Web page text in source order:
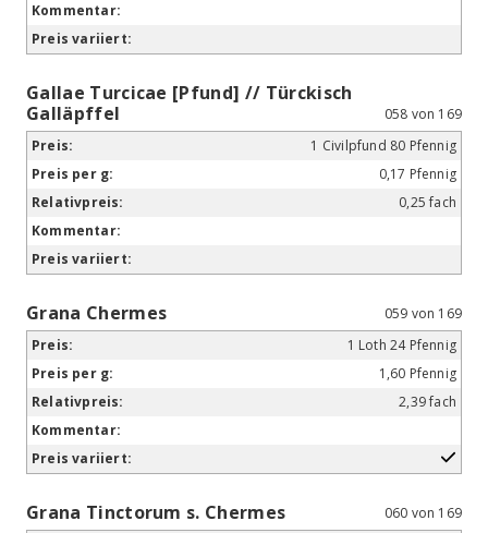
Gallae Turcicae [Pfund] // Türckisch
Galläpffel
058 von 169
1 Civilpfund 80 Pfennig
0,17 Pfennig
0,25 fach
Grana Chermes
059 von 169
1 Loth 24 Pfennig
1,60 Pfennig
2,39 fach
Grana Tinctorum s. Chermes
060 von 169